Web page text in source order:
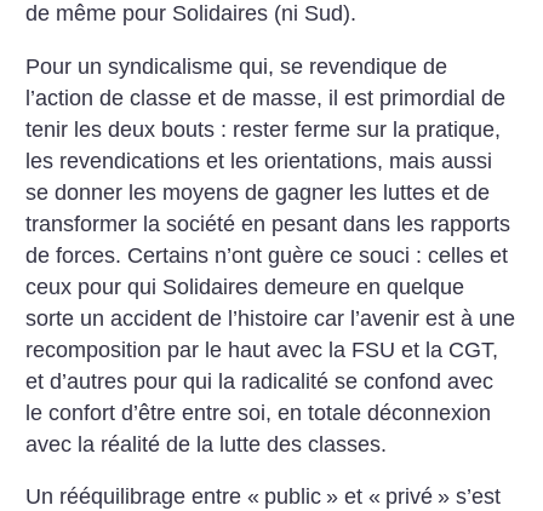
de même pour Solidaires (ni Sud).
Pour un syndicalisme qui, se revendique de
l’action de classe et de masse, il est primordial de
tenir les deux bouts : rester ferme sur la pratique,
les revendications et les orientations, mais aussi
se donner les moyens de gagner les luttes et de
transformer la société en pesant dans les rapports
de forces. Certains n’ont guère ce souci : celles et
ceux pour qui Solidaires demeure en quelque
sorte un accident de l’histoire car l’avenir est à une
recomposition par le haut avec la FSU et la CGT,
et d’autres pour qui la radicalité se confond avec
le confort d’être entre soi, en totale déconnexion
avec la réalité de la lutte des classes.
Un rééquilibrage entre « public » et « privé » s’est